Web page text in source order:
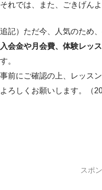
それでは、また、ごきげんよ
追記）ただ今、人気のため
入会金や月会費、体験レッ
す。
事前にご確認の上、レッス
よろしくお願いします。（
スポ